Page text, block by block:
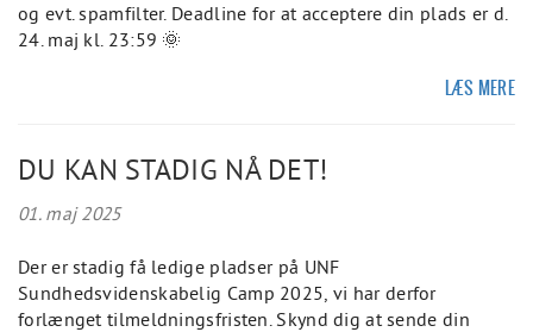
og evt. spamfilter. Deadline for at acceptere din plads er d.
24. maj kl. 23:59 🌞
LÆS MERE
DU KAN STADIG NÅ DET!
01. maj 2025
Der er stadig få ledige pladser på UNF
Sundhedsvidenskabelig Camp 2025, vi har derfor
forlænget tilmeldningsfristen. Skynd dig at sende din